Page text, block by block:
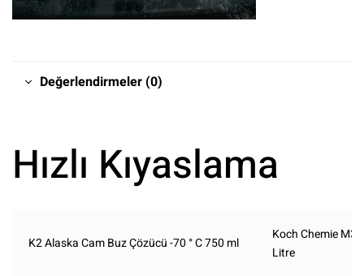
Değerlendirmeler (0)
Hızlı Kıyaslama
K2 Alaska Cam Buz Çözücü -70 ° C 750 ml
Koch Chemie
Litre